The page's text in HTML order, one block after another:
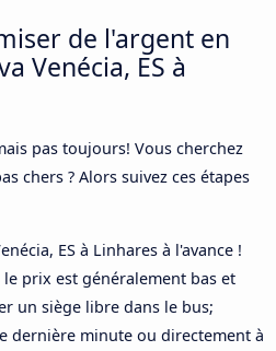
de l'argent en
Venécia, ES à
pas toujours! Vous cherchez
chers ? Alors suivez ces étapes
ES à Linhares à l'avance !
prix est généralement bas et
un siège libre dans le bus;
dernière minute ou directement à